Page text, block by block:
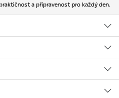
a připravenost pro každý den.